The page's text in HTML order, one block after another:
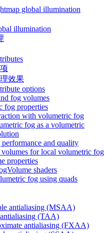
global illumination
illumination
效果
options
fog volumes
fog properties
with volumetric fog
fog as a volumetric
and quality
for local volumetric fog
properties
shaders
fog using quads
antialiasing (MSAA)
(TAA)
antialiasing (FXAA)